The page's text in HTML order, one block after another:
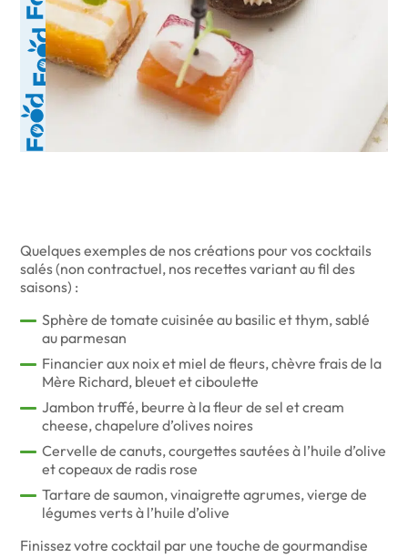
Quelques exemples de nos créations pour vos cocktails
salés (non contractuel, nos recettes variant au fil des
saisons) :
Sphère de tomate cuisinée au basilic et thym, sablé
au parmesan
Financier aux noix et miel de fleurs, chèvre frais de la
Mère Richard, bleuet et ciboulette
Jambon truffé, beurre à la fleur de sel et cream
cheese, chapelure d’olives noires
Cervelle de canuts, courgettes sautées à l’huile d’olive
et copeaux de radis rose
Tartare de saumon, vinaigrette agrumes, vierge de
légumes verts à l’huile d’olive
Finissez votre cocktail par une touche de gourmandise